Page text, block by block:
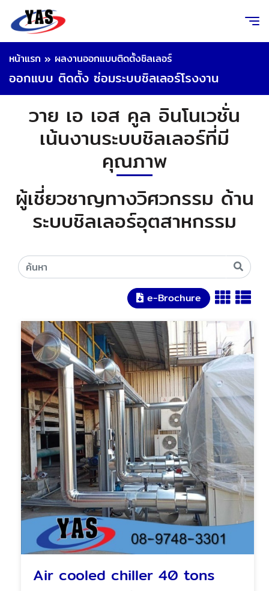
หน้าแรก » ผลงานออกแบบติดตั้งชิลเลอร์
ออกแบบ ติดตั้ง ซ่อมระบบชิลเลอร์โรงงาน
วาย เอ เอส คูล อินโนเวชั่น
เน้นงานระบบชิลเลอร์ที่มี
คุณภาพ
ผู้เชี่ยวชาญทางวิศวกรรม ด้าน
ระบบชิลเลอร์อุตสาหกรรม
e-Brochure
Air cooled chiller 40 tons